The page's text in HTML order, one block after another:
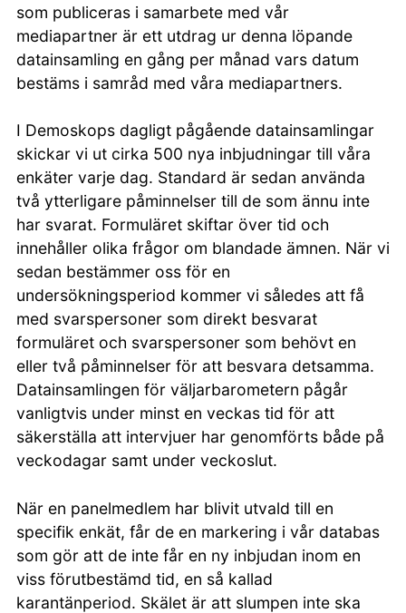
som publiceras i samarbete med vår
mediapartner är ett utdrag ur denna löpande
datainsamling en gång per månad vars datum
bestäms i samråd med våra mediapartners.
I Demoskops dagligt pågående datainsamlingar
skickar vi ut cirka 500 nya inbjudningar till våra
enkäter varje dag. Standard är sedan använda
två ytterligare påminnelser till de som ännu inte
har svarat. Formuläret skiftar över tid och
innehåller olika frågor om blandade ämnen. När vi
sedan bestämmer oss för en
undersökningsperiod kommer vi således att få
med svarspersoner som direkt besvarat
formuläret och svarspersoner som behövt en
eller två påminnelser för att besvara detsamma.
Datainsamlingen för väljarbarometern pågår
vanligtvis under minst en veckas tid för att
säkerställa att intervjuer har genomförts både på
veckodagar samt under veckoslut.
När en panelmedlem har blivit utvald till en
specifik enkät, får de en markering i vår databas
som gör att de inte får en ny inbjudan inom en
viss förutbestämd tid, en så kallad
karantänperiod. Skälet är att slumpen inte ska